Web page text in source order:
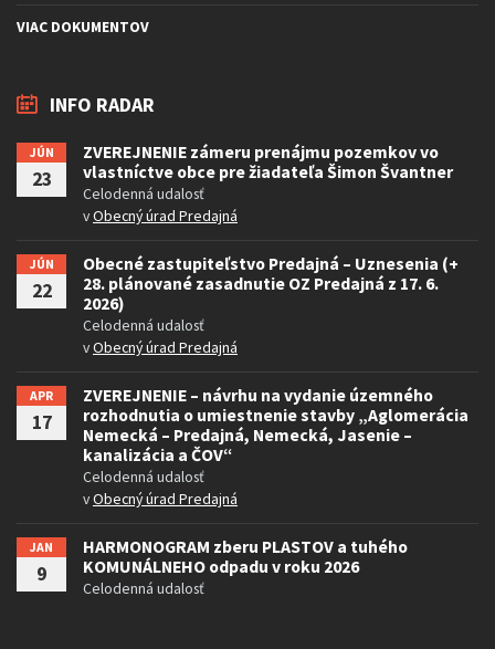
VIAC DOKUMENTOV
INFO RADAR
JÚN
23
ZVEREJNENIE zámeru prenájmu pozemkov vo
vlastníctve obce pre žiadateľa Šimon Švantner
Celodenná udalosť
vObecný úrad Predajná
JÚN
22
Obecné zastupiteľstvo Predajná – Uznesenia (+
28. plánované zasadnutie OZ Predajná z 17. 6.
2026)
Celodenná udalosť
vObecný úrad Predajná
APR
17
ZVEREJNENIE – návrhu na vydanie územného
rozhodnutia o umiestnenie stavby „Aglomerácia
Nemecká – Predajná, Nemecká, Jasenie –
kanalizácia a ČOV“
Celodenná udalosť
vObecný úrad Predajná
JAN
9
HARMONOGRAM zberu PLASTOV a tuhého
KOMUNÁLNEHO odpadu v roku 2026
Celodenná udalosť